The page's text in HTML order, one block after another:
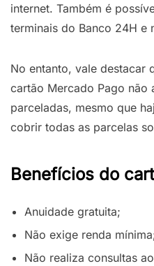
internet. Também é
terminais do Banco 24H e
No entanto, vale destacar
cartão Mercado Pago não
parceladas, mesmo que
cobrir todas as parcelas
Benefícios do
Anuidade gratuita;
Não exige renda
Não realiza consultas